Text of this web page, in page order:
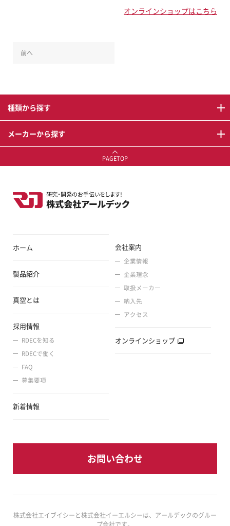
オンラインショップはこちら
前へ
種類から探す
メーカーから探す
PAGETOP
ホーム 会社案内
企業情報
企業理念
取扱メーカー
納入先
アクセス
製品紹介
真空とは
採用情報
RDECを知る
RDECで働く
FAQ
募集要項
新着情報
オンラインショップ
お問い合わせ
株式会社エイブイシーと株式会社イーエルシーは、アールデックのグルー